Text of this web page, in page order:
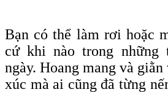
Bạn có thể làm rơi hoặc
cứ khi nào trong những
ngày. Hoang mang và
xúc mà ai cũng đã từng